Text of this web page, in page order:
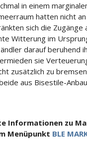
in einem
hatten nicht
sich die Zugänge
Witterung im
darauf beruhend
sie
zusätzlich zu
aus Bisestile-
Informationen zu
Menüpunkt BLE